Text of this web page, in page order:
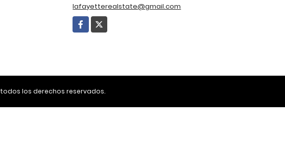
lafayetterealstate@gmail.com
Facebook
, todos los derechos reservados.